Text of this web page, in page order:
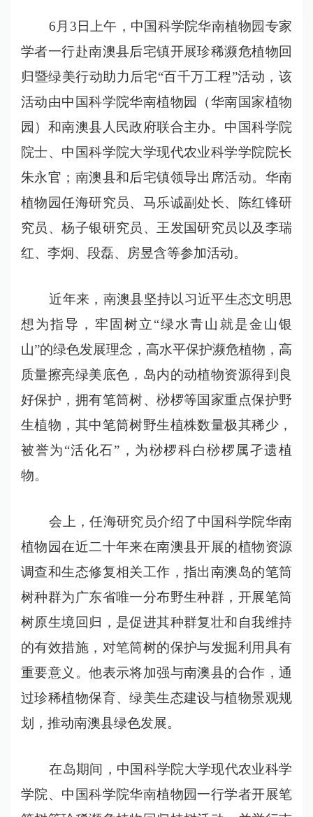
6月3日上午，中国科学院华南植物园专家
学者一行赴南澳县后宅镇开展珍稀濒危植物回
归暨绿美行动助力后宅“百千万工程”活动，该
活动由中国科学院华南植物园（华南国家植物
园）和南澳县人民政府联合主办。中国科学院
院士、中国科学院大学现代农业科学学院院长
朱永官；南澳县和后宅镇领导出席活动。华南
植物园任海研究员、马乐诚副处长、陈红锋研
究员、杨子银研究员、王发国研究员以及李瑞
红、李炯、段磊、房昱含等参加活动。
近年来，南澳县坚持以习近平生态文明思
想为指导，牢固树立“绿水青山就是金山银
山”的绿色发展理念，高水平保护濒危植物，高
质量擦亮绿美底色，岛内的动植物资源得到良
好保护，拥有笔筒树、桫椤等国家重点保护野
生植物，其中笔筒树野生植株数量极其稀少，
被誉为“活化石”，为桫椤科白桫椤属孑遗植
物。
会上，任海研究员介绍了中国科学院华南
植物园在近二十年来在南澳县开展的植物资源
调查和生态修复相关工作，指出南澳岛的笔筒
树种群为广东省唯一分布野生种群，开展笔筒
树原生境回归，是促进其种群复壮和自我维持
的有效措施，对笔筒树的保护与发掘利用具有
重要意义。他表示将加强与南澳县的合作，通
过珍稀植物保育、绿美生态建设与植物景观规
划，推动南澳县绿色发展。
在岛期间，中国科学院大学现代农业科学
学院、中国科学院华南植物园一行学者开展笔